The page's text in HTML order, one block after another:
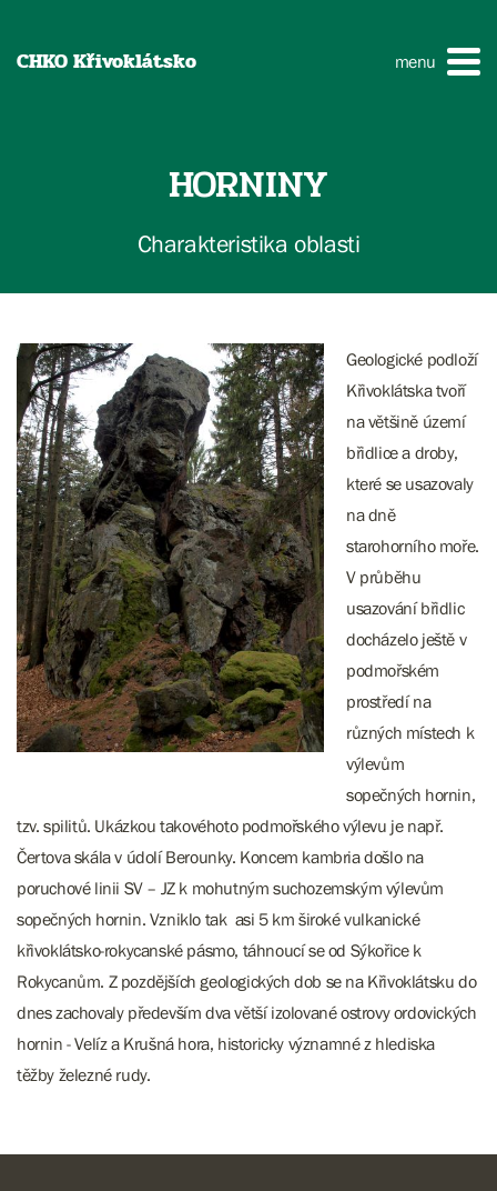
CHKO Křivoklátsko menu
HORNINY
Charakteristika oblasti
Geologické podloží
Křivoklátska tvoří
na většině území
břidlice a droby,
které se usazovaly
na dně
starohorního moře.
V průběhu
usazování břidlic
docházelo ještě v
podmořském
prostředí na
různých místech k
výlevům
sopečných hornin,
tzv. spilitů. Ukázkou takovéhoto podmořského výlevu je např.
Čertova skála v údolí Berounky. Koncem kambria došlo na
poruchové linii SV – JZ k mohutným suchozemským výlevům
sopečných hornin. Vzniklo tak asi 5 km široké vulkanické
křivoklátsko-rokycanské pásmo, táhnoucí se od Sýkořice k
Rokycanům. Z pozdějších geologických dob se na Křivoklátsku do
dnes zachovaly především dva větší izolované ostrovy ordovických
hornin - Velíz a Krušná hora, historicky významné z hlediska
těžby železné rudy.